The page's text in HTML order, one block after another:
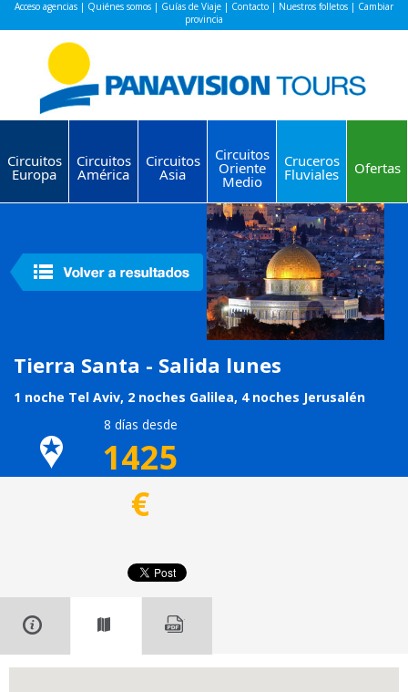
Acceso agencias | Quiénes somos | Guías de Viaje | Contacto | Nuestros folletos | Cambiar
provincia
Circuitos
Europa
Circuitos
América
Circuitos
Asia
Circuitos
Oriente
Medio
Cruceros
Fluviales Ofertas
Tierra Santa - Salida lunes
1 noche Tel Aviv, 2 noches Galilea, 4 noches Jerusalén
8 días desde
1425
€